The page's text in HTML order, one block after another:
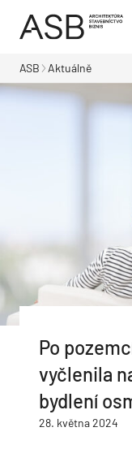
ASB Aktuálně
Po
vyčlenila
bydlení
28. května 2024